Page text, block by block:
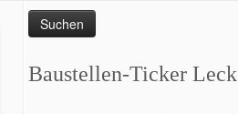
Baustellen-Ticker Leck